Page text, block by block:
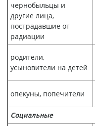
чернобыльцы и
другие лица,
пострадавшие от
радиации
родители,
усыновители на детей
опекуны, попечители
Социальные